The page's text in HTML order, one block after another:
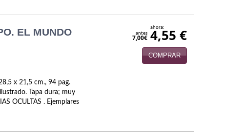
EL MUNDO
x 21,5 cm., 94 pag.
Tapa dura; muy
OCULTAS . Ejemplares
antes
7,00€
ahora:
4,55 €
COMPRAR